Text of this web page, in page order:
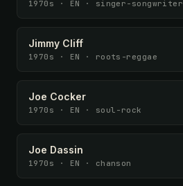
1970s · EN · singer-songwriter
Jimmy Cliff
1970s · EN · roots-reggae
Joe Cocker
1970s · EN · soul-rock
Joe Dassin
1970s · EN · chanson